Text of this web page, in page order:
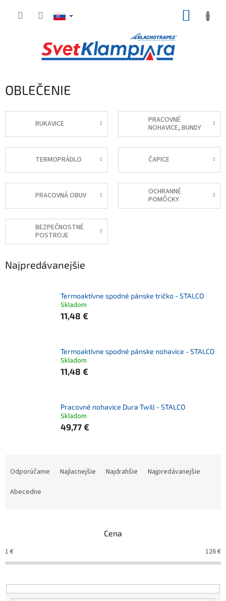
OBLEČENIE
RUKAVICE
PRACOVNÉ
NOHAVICE, BUNDY
TERMOPRÁDLO ČAPICE
PRACOVNÁ OBUV
OCHRANNÉ
POMÔCKY
BEZPEČNOSTNÉ
POSTROJE
Najpredávanejšie
Termoaktívne spodné pánske tričko - STALCO
Skladom
11,48 €
Termoaktívne spodné pánske nohavice - STALCO
Skladom
11,48 €
Pracovné nohavice Dura Twill - STALCO
Skladom
49,77 €
r
o
u
k
Odporúčame Najlacnejšie Najdrahšie
Najpredávanejšie
Abecedne
Cena
1 € 126€